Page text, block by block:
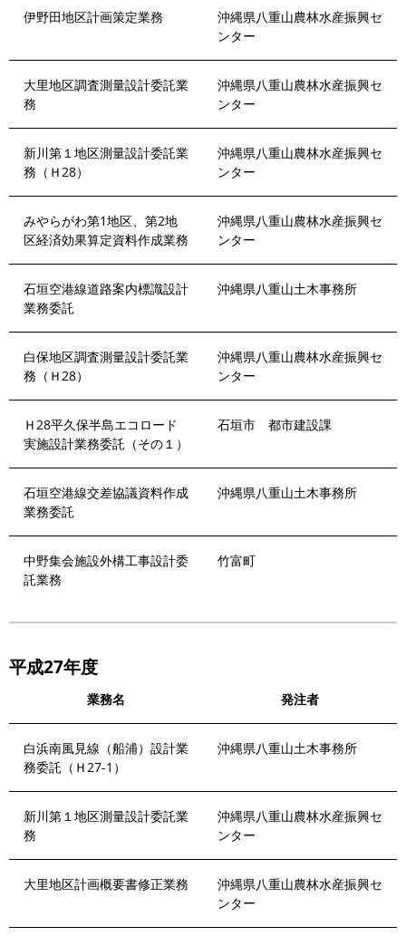
伊野田地区計画策定業務
沖縄県八重山農林水産振興セ
ンター
大里地区調査測量設計委託業
務
沖縄県八重山農林水産振興セ
ンター
新川第１地区測量設計委託業
務（Ｈ28）
沖縄県八重山農林水産振興セ
ンター
みやらがわ第1地区、第2地
区経済効果算定資料作成業務
沖縄県八重山農林水産振興セ
ンター
石垣空港線道路案内標識設計
業務委託
沖縄県八重山土木事務所
白保地区調査測量設計委託業
務（Ｈ28）
沖縄県八重山農林水産振興セ
ンター
Ｈ28平久保半島エコロード
実施設計業務委託（その１）
石垣市 都市建設課
石垣空港線交差協議資料作成
業務委託
沖縄県八重山土木事務所
中野集会施設外構工事設計委
託業務
竹富町
平成27年度
業務名 発注者
白浜南風見線（船浦）設計業
務委託（Ｈ27-1）
沖縄県八重山土木事務所
新川第１地区測量設計委託業
務
沖縄県八重山農林水産振興セ
ンター
大里地区計画概要書修正業務
沖縄県八重山農林水産振興セ
ンター